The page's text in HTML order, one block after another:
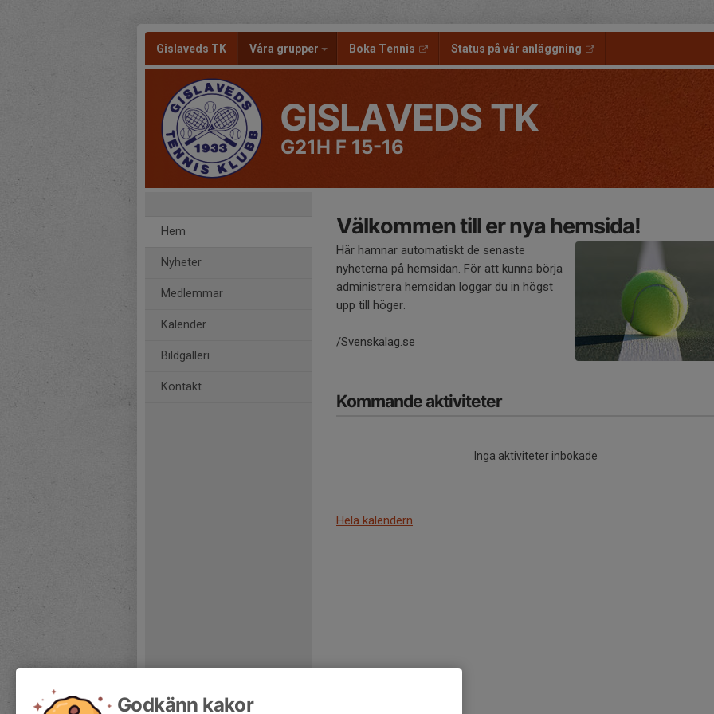
Gislaveds TK Våra grupper Boka Tennis Status på vår anläggning
GISLAVEDS TK
G21H F 15-16
Hem
Nyheter
Medlemmar
Kalender
Bildgalleri
Kontakt
Välkommen till er nya hemsida!
Här hamnar automatiskt de senaste
nyheterna på hemsidan. För att kunna börja
administrera hemsidan loggar du in högst
upp till höger.
/Svenskalag.se
Kommande aktiviteter
Inga aktiviteter inbokade
Hela kalendern
Godkänn kakor